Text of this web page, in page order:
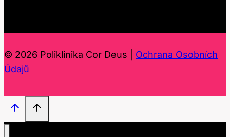
© 2026 Poliklinika Cor Deus | Ochrana Osobních
Údajů